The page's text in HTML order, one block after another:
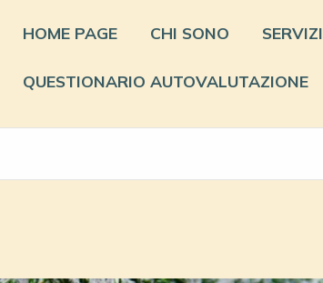
HOME PAGE CHI SONO SERVIZI
QUESTIONARIO AUTOVALUTAZIONE